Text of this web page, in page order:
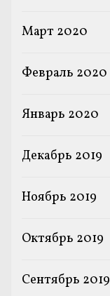
Март 2020
Февраль 2020
Январь 2020
Декабрь 2019
Ноябрь 2019
Октябрь 2019
Сентябрь 2019